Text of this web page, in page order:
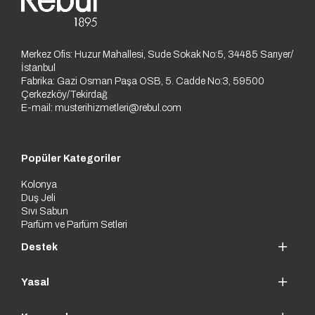
Masada, banyoda şık dursun isteyenler:
cam şişe.
Sık kullananlar & hediye arayanlar:
Merkez Ofis: Huzur Mahallesi, Sude Sokak No:5, 34485 Sarıyer/
İstanbul
Fabrika: Gazi Osman Paşa OSB, 5. Cadde No:3, 59500
Çerkezköy/Tekirdağ
E-mail: musterihizmetleri@rebul.com
Popüler Kategoriler
Kolonya
Duş Jeli
Sıvı Sabun
Parfüm ve Parfüm Setleri
Destek
Yasal